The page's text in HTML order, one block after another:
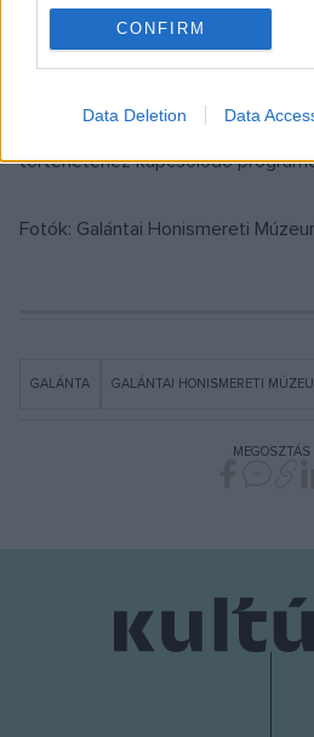
CONFIRM
Data Deletion Data
Ilyen is volt Galánta
látható kiállításon az újonnan
A múzeum munkatársai a kiállítás
történetéhez kapcsolódó
Fotók: Galántai Honismereti
GALÁNTA GALÁNTAI HONISMERETI
MEGOSZTÁS